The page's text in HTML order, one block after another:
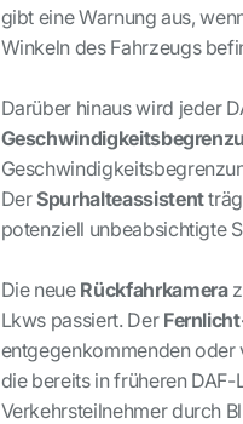
gibt eine Warnung aus,
Winkeln des Fahrzeugs
Darüber hinaus wird jeder
DerSpurhalteassistent
potenziell unbeabsichtigte
Die neue Rückfahrkamera
Lkws passiert. Der
entgegenkommenden oder
die bereits in früheren
Verkehrsteilnehmer durch